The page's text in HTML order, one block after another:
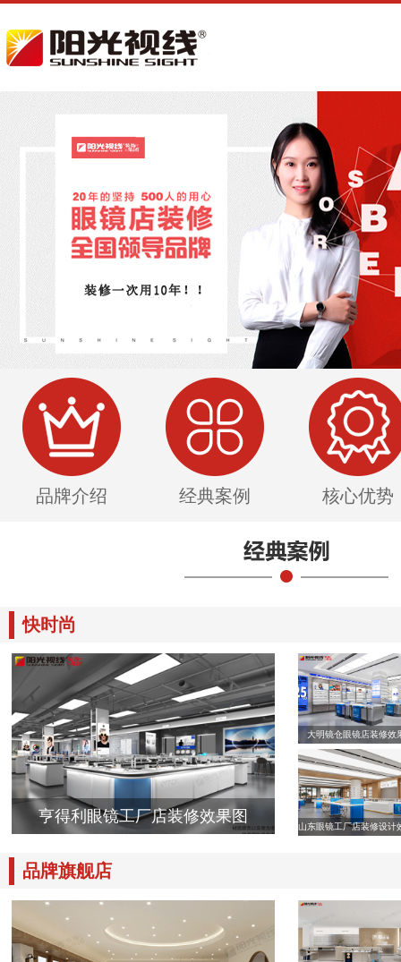
品牌介绍 经典案例 核心优势
快时尚
亨得利眼镜工厂店装修效果图
大明镜仓眼镜店装修效
山东眼镜工厂店装修设计
品牌旗舰店